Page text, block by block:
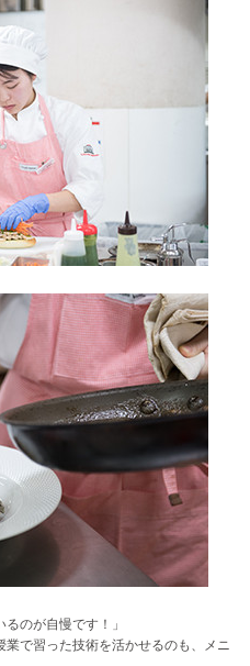
のが自慢です！」
で習った技術を活かせるのも、メニ